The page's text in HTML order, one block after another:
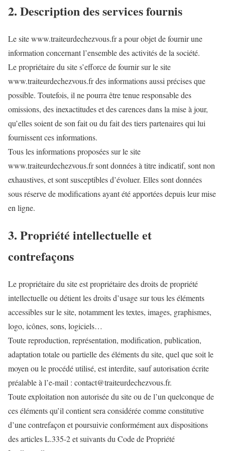
2. Description des services fournis
Le site www.traiteurdechezvous.fr a pour objet de fournir une
information concernant l’ensemble des activités de la société.
Le propriétaire du site s’efforce de fournir sur le site
www.traiteurdechezvous.fr des informations aussi précises que
possible. Toutefois, il ne pourra être tenue responsable des
omissions, des inexactitudes et des carences dans la mise à jour,
qu’elles soient de son fait ou du fait des tiers partenaires qui lui
fournissent ces informations.
Tous les informations proposées sur le site
www.traiteurdechezvous.fr sont données à titre indicatif, sont non
exhaustives, et sont susceptibles d’évoluer. Elles sont données
sous réserve de modifications ayant été apportées depuis leur mise
en ligne.
3. Propriété intellectuelle et
contrefaçons
Le propriétaire du site est propriétaire des droits de propriété
intellectuelle ou détient les droits d’usage sur tous les éléments
accessibles sur le site, notamment les textes, images, graphismes,
logo, icônes, sons, logiciels…
Toute reproduction, représentation, modification, publication,
adaptation totale ou partielle des éléments du site, quel que soit le
moyen ou le procédé utilisé, est interdite, sauf autorisation écrite
préalable à l’e-mail : contact@traiteurdechezvous.fr.
Toute exploitation non autorisée du site ou de l’un quelconque de
ces éléments qu’il contient sera considérée comme constitutive
d’une contrefaçon et poursuivie conformément aux dispositions
des articles L.335-2 et suivants du Code de Propriété